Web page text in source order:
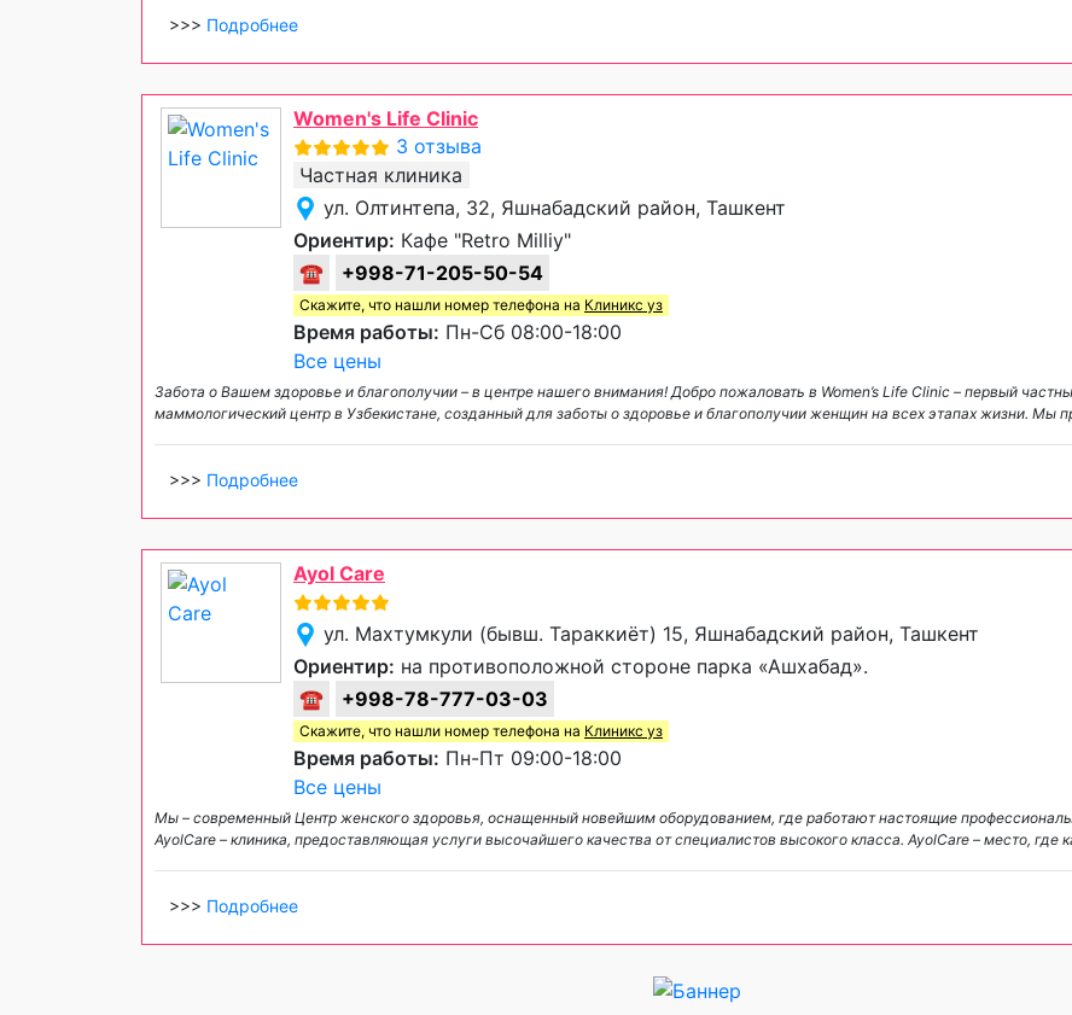
>>> Подробнее
Women's Life Clinic
3 отзыва
Частная клиника
ул. Олтинтепа, 32, Яшнабадский район, Ташкент
Ориентир: Кафе "Retro Milliy"
☎
+998-71-205-50-54
Скажите, что нашли номер телефона на Клиникс уз
Время работы: Пн-Сб 08:00-18:00
Все цены
Забота о Вашем здоровье и благополучии – в центре нашего внимания! Добро пожаловать в Women’s Life Clinic – первый
маммологический центр в Узбекистане, созданный для заботы о здоровье и благополучии женщин на всех этапах жизни. Мы
>>> Подробнее
Ayol Care
ул. Махтумкули (бывш. Тараккиёт) 15, Яшнабадский район, Ташкент
Ориентир: на противоположной стороне парка «Ашхабад».
☎
+998-78-777-03-03
Скажите, что нашли номер телефона на Клиникс уз
Время работы: Пн-Пт 09:00-18:00
Все цены
Мы – современный Центр женского здоровья, оснащенный новейшим оборудованием, где работают настоящие
AyolCare – клиника, предоставляющая услуги высочайшего качества от специалистов высокого класса. AyolCare – место, где
>>> Подробнее